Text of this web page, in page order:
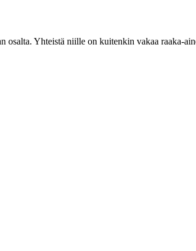
osalta. Yhteistä niille on kuitenkin vakaa raaka-